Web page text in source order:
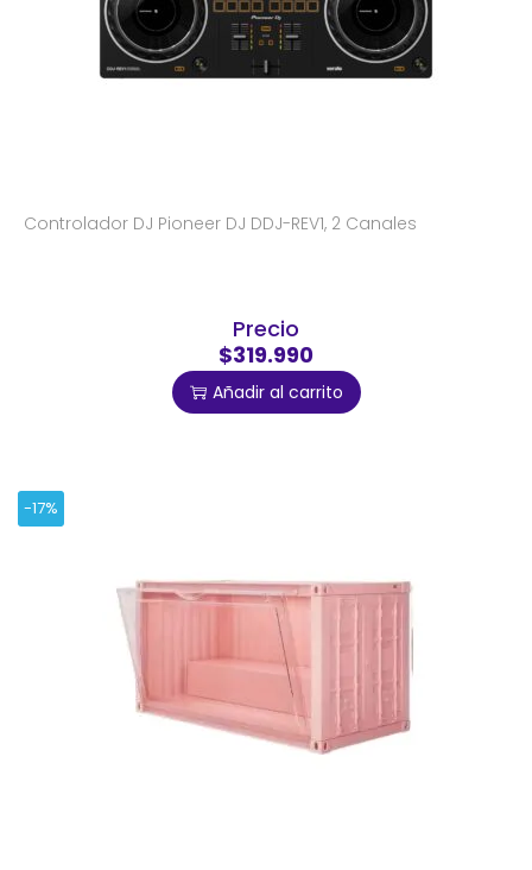
Controlador DJ Pioneer DJ DDJ-REV1, 2 Canales
Precio
$319.990
Añadir al carrito
-17%